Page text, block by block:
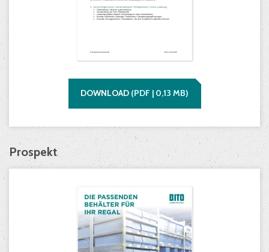
DOWNLOAD (PDF | 0,13 MB)
Prospekt